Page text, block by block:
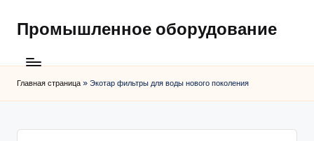
Промышленное оборудование
Главная страница » Экотар фильтры для воды нового поколения